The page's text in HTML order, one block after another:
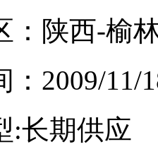
：陕西-榆
：2009/11/
:长期供应